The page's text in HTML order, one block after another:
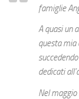
famiglie
A quasi un
questa mia
dedicati
Nel